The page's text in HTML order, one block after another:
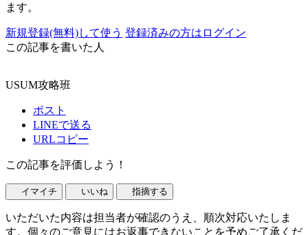
ます。
新規登録(無料)して使う 登録済みの方はログイン
この記事を書いた人
USUM攻略班
ポスト
LINEで送る
URLコピー
この記事を評価しよう！
イマイチ いいね 指摘する
いただいた内容は担当者が確認のうえ、順次対応いたしま
す。個々のご意見にはお返事できないことを予めご了承くだ